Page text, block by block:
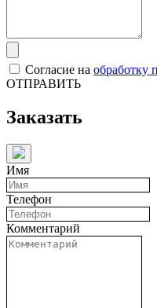
Согласие на обработку
ОТПРАВИТЬ
Заказать
Имя
Телефон
Комментарий